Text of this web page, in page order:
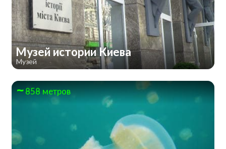
Музей истории Киева
Музей
858 метров